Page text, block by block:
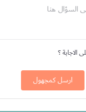
السؤال هنا
؟
ارسل كمجهول